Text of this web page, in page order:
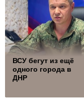
ВСУ бегут из ещё
одного города в
ДНР